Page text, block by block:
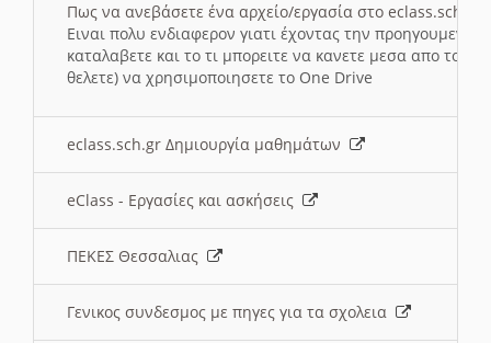
Πως να ανεβάσετε ένα αρχείο/εργασία στο eclass.sch.gr
Ειναι πολυ ενδιαφερον γιατι έχοντας την
καταλαβετε και το τι μπορειτε να κανετε μεσα απο το
θελετε) να χρησιμοποιησετε το One Drive
eclass.sch.gr Δημιουργία μαθημάτων
eClass - Εργασίες και ασκήσεις
ΠΕΚΕΣ Θεσσαλιας
Γενικος συνδεσμος με πηγες για τα σχολεια